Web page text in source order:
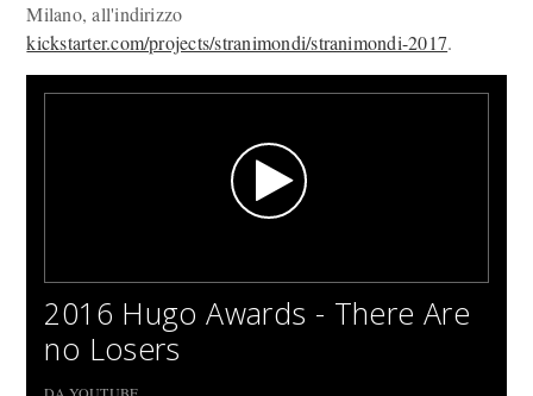
Milano, all'indirizzo
kickstarter.com/projects/stranimondi/stranimondi-2017.
2016 Hugo Awards - There Are
no Losers